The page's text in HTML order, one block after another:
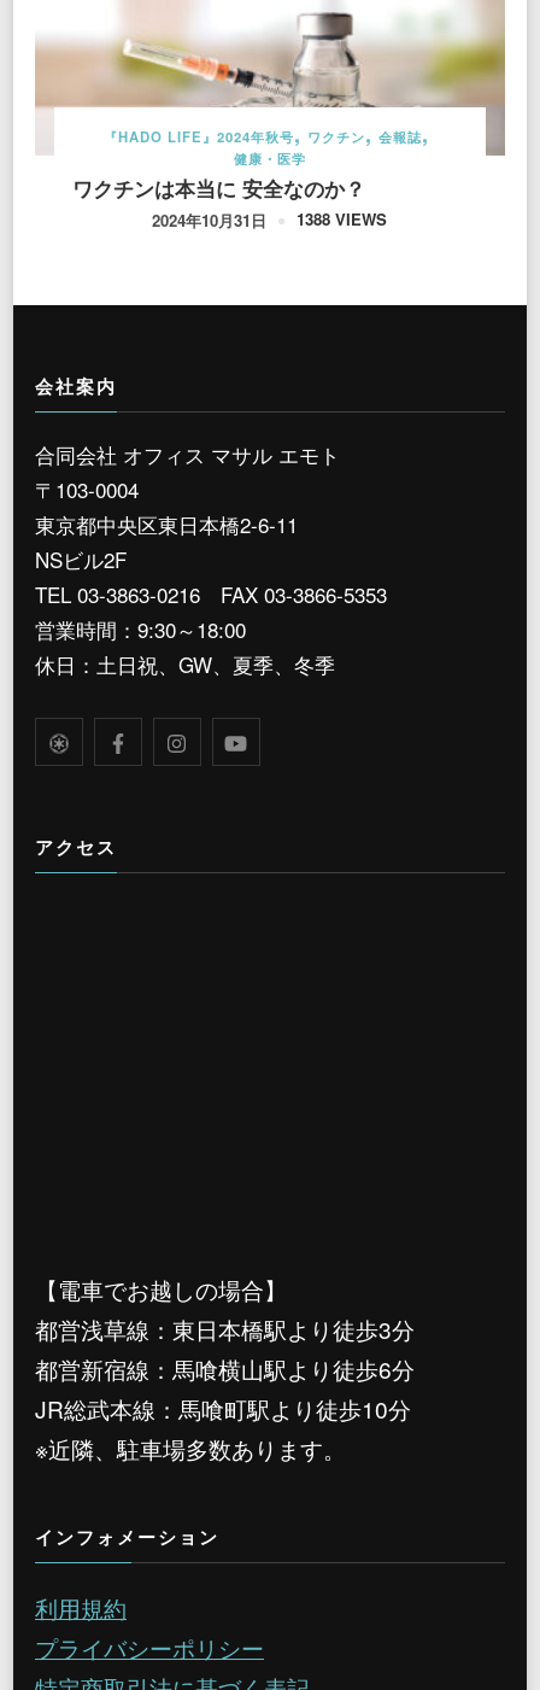
『HADO LIFE』2024年秋号 ワクチン
会報誌
健康・医学
ワクチンは本当に 安全なのか？
2024年10月31日 1388 VIEWS
会社案内
合同会社 オフィス マサル エモト
〒103-0004
東京都中央区東日本橋2-6-11
NSビル2F
TEL 03-3863-0216 FAX 03-3866-5353
営業時間：9:30～18:00
休日：土日祝、GW、夏季、冬季
アクセス
【電車でお越しの場合】
都営浅草線：東日本橋駅より徒歩3分
都営新宿線：馬喰横山駅より徒歩6分
JR総武本線：馬喰町駅より徒歩10分
※近隣、駐車場多数あります。
インフォメーション
利用規約
プライバシーポリシー